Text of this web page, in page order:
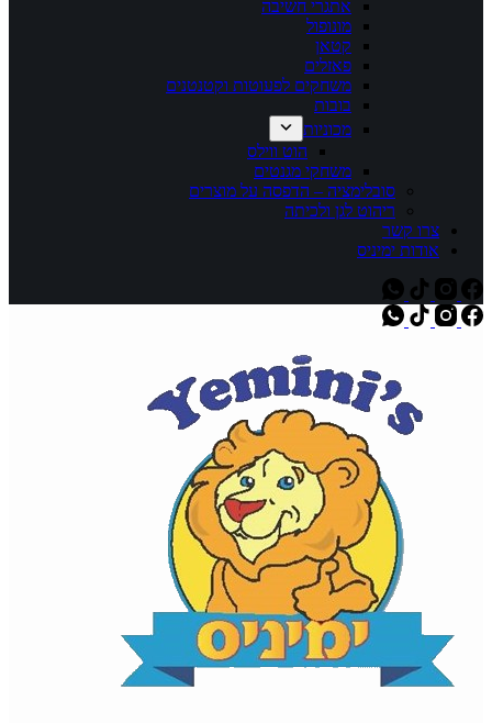
אתגרי חשיבה
מונופול
קטאן
פאזלים
משחקים לפעוטות וקטנטנים
בובות
מכוניות
הוט ווילס
משחקי מגנטים
סובלימציה – הדפסה על מוצרים
ריהוט לגן ולכיתה
צרו קשר
אודות ימיניס